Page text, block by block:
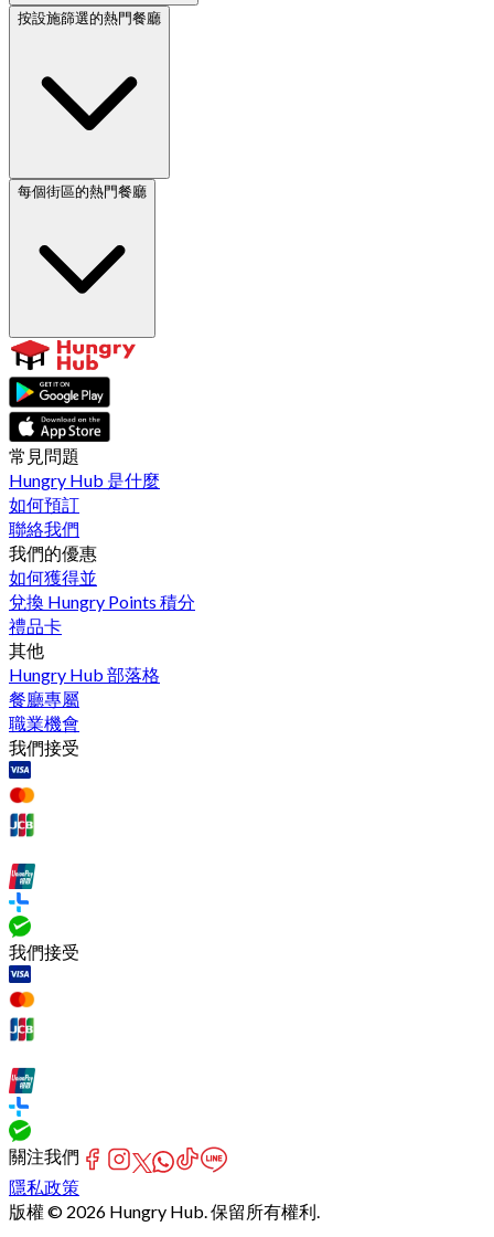
按設施篩選的熱門餐廳
每個街區的熱門餐廳
常見問題
Hungry Hub 是什麼
如何預訂
聯絡我們
我們的優惠
如何獲得並
兌換 Hungry Points 積分
禮品卡
其他
Hungry Hub 部落格
餐廳專屬
職業機會
我們接受
我們接受
關注我們
隱私政策
版權 © 2026 Hungry Hub. 保留所有權利.